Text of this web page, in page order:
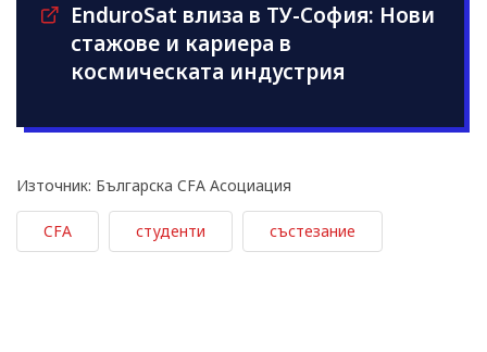
EnduroSat влиза в ТУ-София: Нови
стажове и кариера в
космическата индустрия
Източник: Българска CFA Асоциация
CFA студенти състезание